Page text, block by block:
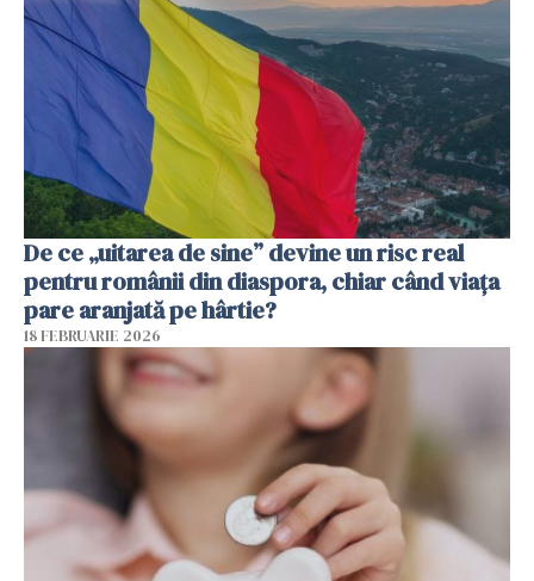
De ce „uitarea de sine” devine un risc real
pentru românii din diaspora, chiar când viața
pare aranjată pe hârtie?
18 FEBRUARIE 2026